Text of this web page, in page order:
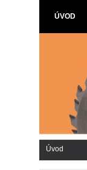
ÚVOD
Úvod